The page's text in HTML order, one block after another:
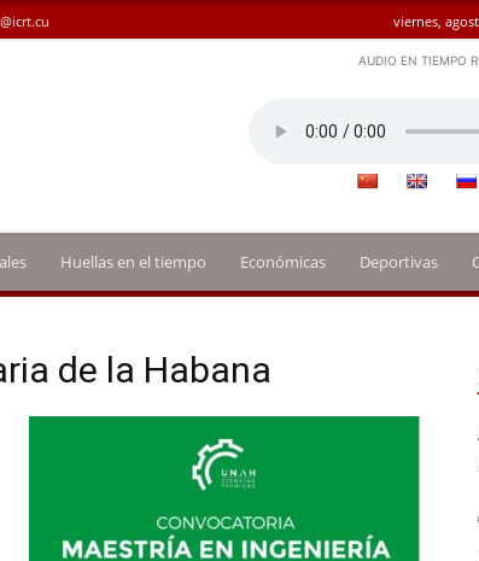
viernes,
AUDIO EN TIEMPO
Huellas en el tiempo Económicas Deportivas
de la Habana